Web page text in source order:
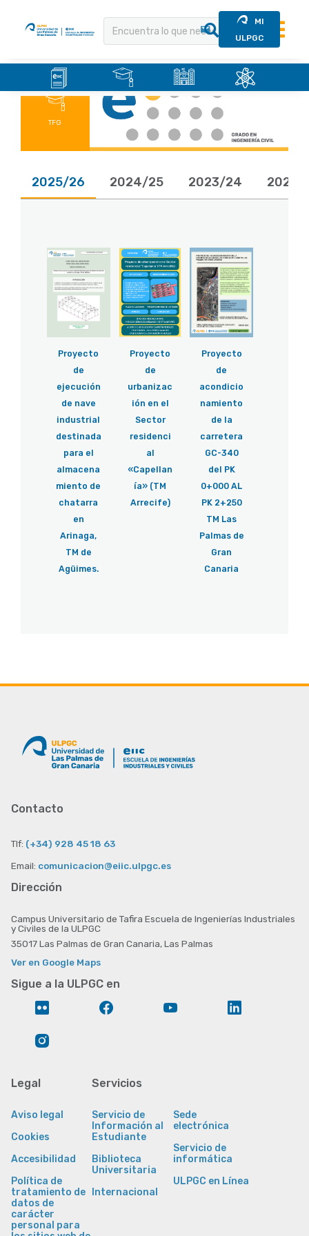
MI
ULPGC
TFG
2025/26 2024/25 2023/24 2022/
Proyecto
de
ejecución
de nave
industrial
destinada
para el
almacena
miento de
chatarra
en
Arinaga,
TM de
Agüimes.
Proyecto
de
urbanizac
ión en el
Sector
residenci
al
«Capellan
ía» (TM
Arrecife)
Proyecto
de
acondicio
namiento
de la
carretera
GC-340
del PK
0+000 AL
PK 2+250
TM Las
Palmas de
Gran
Canaria
Contacto
Tlf: (+34) 928 45 18 63
Email: comunicacion@eiic.ulpgc.es
Dirección
Campus Universitario de Tafira Escuela de Ingenierías Industriales
y Civiles de la ULPGC
35017 Las Palmas de Gran Canaria, Las Palmas
Ver en Google Maps
Sigue a la ULPGC en
Legal
Aviso legal
Cookies
Accesibilidad
Política de
tratamiento de
datos de
carácter
personal para
Servicios
Servicio de
Información al
Estudiante
Biblioteca
Universitaria
Internacional
Sede
electrónica
Servicio de
informática
ULPGC en Línea